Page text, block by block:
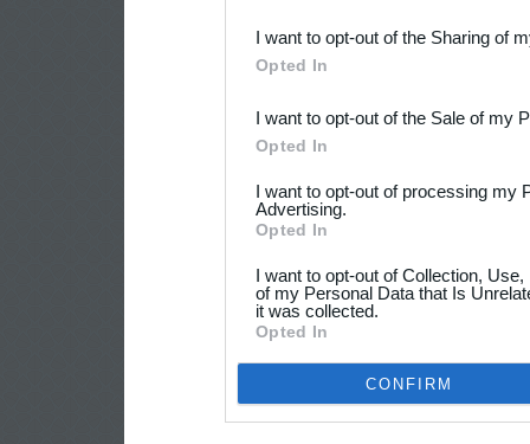
Downstream Participants
third parties.
I want to opt-out of the Sharing of
Opted In
I want to opt-out of the Sale of my
Opted In
I want to opt-out of processing my
Advertising.
Opted In
I want to opt-out of Collection,
of my Personal Data that Is
it was collected.
Opted In
CONFIRM